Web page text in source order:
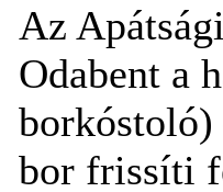
Az
Odabent a
borkóstoló)
bor frissíti